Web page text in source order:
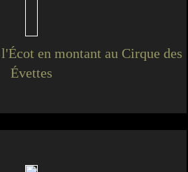
en montant au Cirque des
Évettes